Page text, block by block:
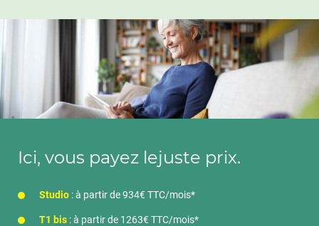
Ici, vous payez lejuste prix.
Studio : à partir de 934€ TTC/mois*
T1 bis : à partir de 1263€ TTC/mois*